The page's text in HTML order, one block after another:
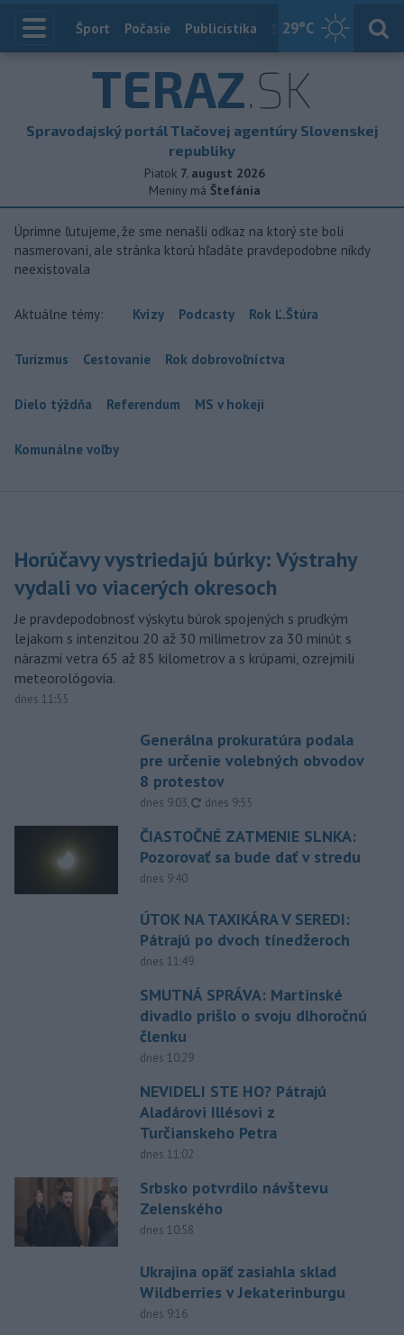
29°C
Index
Šport Počasie Publicistika Slovensko
TERAZ.SK
Spravodajský portál Tlačovej agentúry Slovenskej
republiky
Piatok 7. august 2026
Meniny má Štefánia
Úprimne ľutujeme, že sme nenašli odkaz na ktorý ste boli
nasmerovaní, ale stránka ktorú hľadáte pravdepodobne nikdy
neexistovala
Aktuálne témy: Kvízy Podcasty Rok Ľ.Štúra
Turizmus Cestovanie Rok dobrovoľníctva
Dielo týždňa Referendum MS v hokeji
Komunálne voľby
Horúčavy vystriedajú búrky: Výstrahy
vydali vo viacerých okresoch
Je pravdepodobnosť výskytu búrok spojených s prudkým
lejakom s intenzitou 20 až 30 milimetrov za 30 minút s
nárazmi vetra 65 až 85 kilometrov a s krúpami, ozrejmili
meteorológovia.
dnes 11:55
Generálna prokuratúra podala
pre určenie volebných obvodov
8 protestov
dnes 9:03, aktualizované
dnes 9:55
ČIASTOČNÉ ZATMENIE SLNKA:
Pozorovať sa bude dať v stredu
dnes 9:40
ÚTOK NA TAXIKÁRA V SEREDI:
Pátrajú po dvoch tínedžeroch
dnes 11:49
SMUTNÁ SPRÁVA: Martinské
divadlo prišlo o svoju dlhoročnú
členku
dnes 10:29
NEVIDELI STE HO? Pátrajú
Aladárovi Illésovi z
Turčianskeho Petra
dnes 11:02
Srbsko potvrdilo návštevu
Zelenského
dnes 10:58
Ukrajina opäť zasiahla sklad
Wildberries v Jekaterinburgu
dnes 9:16